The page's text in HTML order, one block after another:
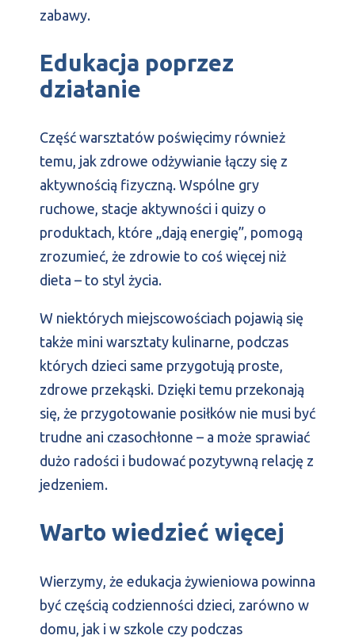
zabawy.
Edukacja poprzez
działanie
Część warsztatów poświęcimy również
temu, jak zdrowe odżywianie łączy się z
aktywnością fizyczną. Wspólne gry
ruchowe, stacje aktywności i quizy o
produktach, które „dają energię”, pomogą
zrozumieć, że zdrowie to coś więcej niż
dieta – to styl życia.
W niektórych miejscowościach pojawią się
także mini warsztaty kulinarne, podczas
których dzieci same przygotują proste,
zdrowe przekąski. Dzięki temu przekonają
się, że przygotowanie posiłków nie musi być
trudne ani czasochłonne – a może sprawiać
dużo radości i budować pozytywną relację z
jedzeniem.
Warto wiedzieć więcej
Wierzymy, że edukacja żywieniowa powinna
być częścią codzienności dzieci, zarówno w
domu, jak i w szkole czy podczas